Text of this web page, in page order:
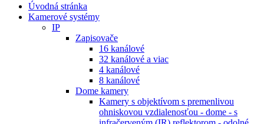
Úvodná stránka
Kamerové systémy
IP
Zapisovače
16 kanálové
32 kanálové a viac
4 kanálové
8 kanálové
Dome kamery
Kamery s objektívom s premenlivou
ohniskovou vzdialenosťou - dome - s